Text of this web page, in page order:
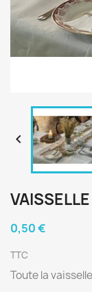

0,50 €
TTC
Toute la